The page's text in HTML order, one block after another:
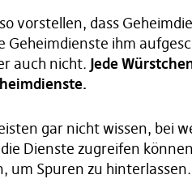
vorstellen, dass
ihm
auch nicht. Jede
gar nicht wissen, bei
Dienste zugreifen
um Spuren zu hinterlassen.